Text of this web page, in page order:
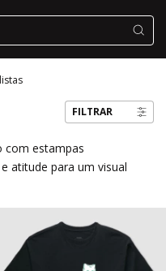
FILTRAR
com estampas
atitude para um visual